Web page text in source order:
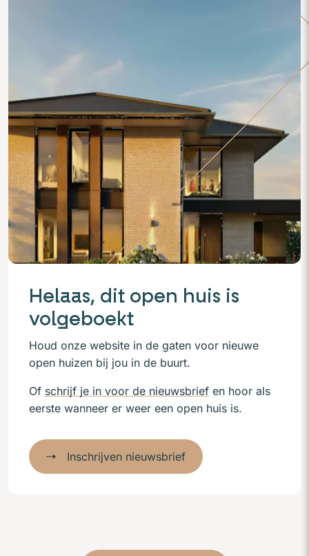
Helaas, dit open huis is
volgeboekt
Houd onze website in de gaten voor nieuwe
open huizen bij jou in de buurt.
Of schrijf je in voor de nieuwsbrief en hoor als
eerste wanneer er weer een open huis is.
Inschrijven nieuwsbrief